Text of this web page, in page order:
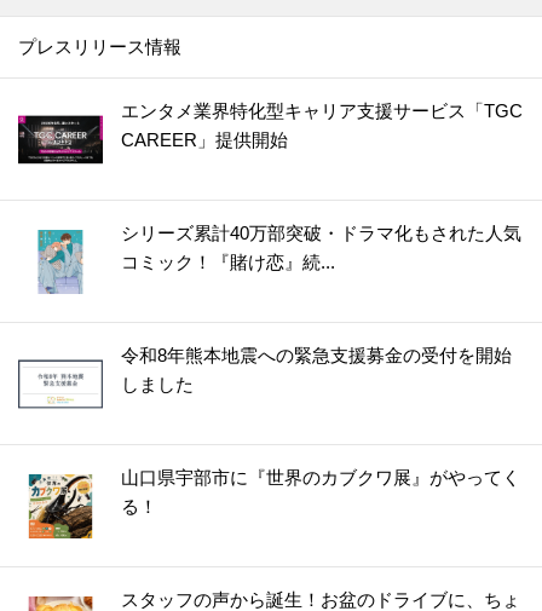
プレスリリース情報
エンタメ業界特化型キャリア支援サービス「TGC
CAREER」提供開始
シリーズ累計40万部突破・ドラマ化もされた人気
コミック！『賭け恋』続...
令和8年熊本地震への緊急支援募金の受付を開始
しました
山口県宇部市に『世界のカブクワ展』がやってく
る！
スタッフの声から誕生！お盆のドライブに、ちょ